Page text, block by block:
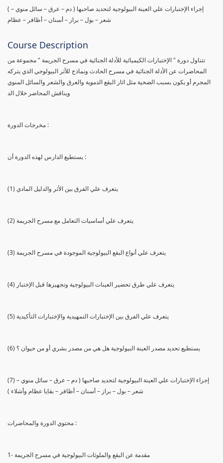
( إجراء الإختبارات علي العينة البيولوجية لتحديد صاحبها ( دم – عرق – سائل منوي –
شعر – بول – براز – أسنان – أظافر – عظام
Course Description
تتناول دورة " الإختبارات الكيميائية للأدلة الجنائية في مسرح الجريمة " مجموعة من
المحاضرات عن الأدلة الجنائية في مسرح الحادث ونماذج للأثر البيولوجي الذي يتركه
المجرم أو يكون بسبب الضحية مثل اثار البقع الدموية والعرق والشعر والسائل المنوي
ويناقش المحاضر خلال الد
مخرجات الدورة :
يستطيع الدارس لهذه الدورة أن :
(1) يتعرف علي الفرق بين الأثر والدليل المادي
(2) يتعرف علي أساسيات التعامل مع مسرح الجريمة
(3) يتعرف علي أنواع البقع البيولوجية الموجودة في مسرح الجريمة
(4) يتعرف علي طرق تحضير العينات البيولوجية وتجهيزها قبل الإختبار
(5) يتعرف علي الفرق بين الإختبارات التمهيدية والإختبارات التأكيدية
(6) يستطيع تحديد مصدر العينة البيولوجية هل هي من مصدر بشري أو من حيوان ؟
(7) إجراء الإختبارات علي العينة البيولوجية لتحديد صاحبها ( دم – عرق – سائل منوي –
شعر – بول – براز – أسنان – أظافر – بقايا عظام وأشلاء )
محتوي الدورة والمحاضرات :
1- مقدمة عن البقع والملوثات البيولوجية في مسرح الجريمة